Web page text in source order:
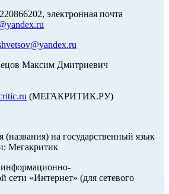
электронная почта
Максим Дмитриевич
(МЕГАКРИТИК.РУ)
на государственный язык
Мегакритик
сети «Интернет» (для сетевого